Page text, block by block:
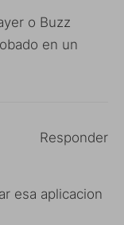
o Buzz
en un
esa aplicacion
Responder